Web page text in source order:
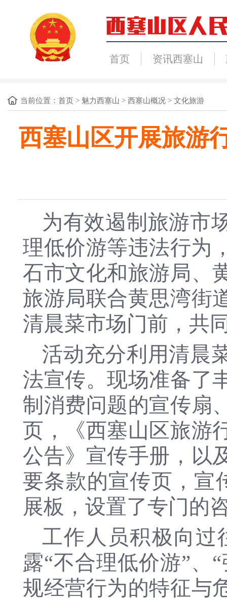
首页 资讯西塞山
当前位置： 首页 > 魅力西塞山 > 西塞山概况 > 文化旅游
西塞山区开展旅游
为有效遏制旅游市
理低价游等违法行为
石市文化和旅游局、
旅游局联合黄思湾街
清晨菜市场门前，共
活动充分利用清晨
法宣传。现场准备了
制消费问题的宣传扇
页，《西塞山区旅游
公告》宣传手册，以
要条款的宣传页，宣
展板，设置了专门的
工作人员积极向过
露“不合理低价游”、
规经营行为的特征与